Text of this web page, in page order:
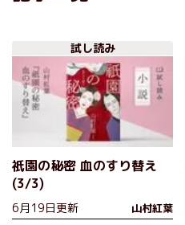
試し読み
祇園の秘密 血のすり替え
(3/3)
6月19日更新 山村紅葉